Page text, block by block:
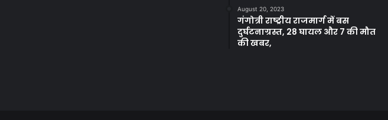
August 20, 2023
गंगोत्री राष्ट्रीय राजमार्ग में बस
दुर्घटनाग्रस्त, 28 घायल और 7 की मौत
की खबर,